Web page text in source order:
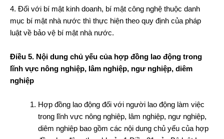
4. Đối với bí mật kinh doanh, bí mật công nghệ thuộc danh
mục bí mật nhà nước thì thực hiện theo quy định của pháp
luật về bảo vệ bí mật nhà nước.
Điều 5. Nội dung chủ yếu của hợp đồng lao động trong
lĩnh vực nông nghiệp, lâm nghiệp, ngư nghiệp, diêm
nghiệp
Hợp đồng lao động đối với người lao động làm việc
trong lĩnh vực nông nghiệp, lâm nghiệp, ngư nghiệp,
diêm nghiệp bao gồm các nội dung chủ yếu của hợp